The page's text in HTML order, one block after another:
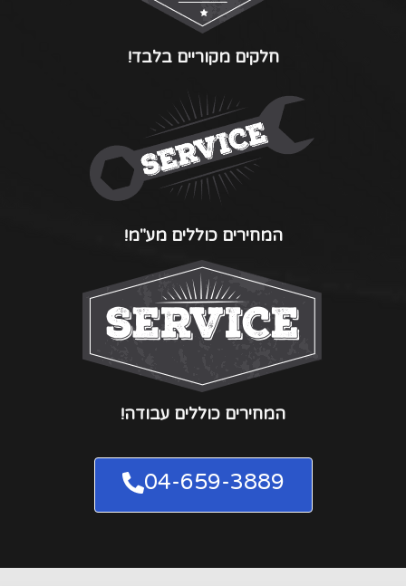
חלקים מקוריים בלבד!
המחירים כוללים מע"מ!
המחירים כוללים עבודה!
04-659-3889